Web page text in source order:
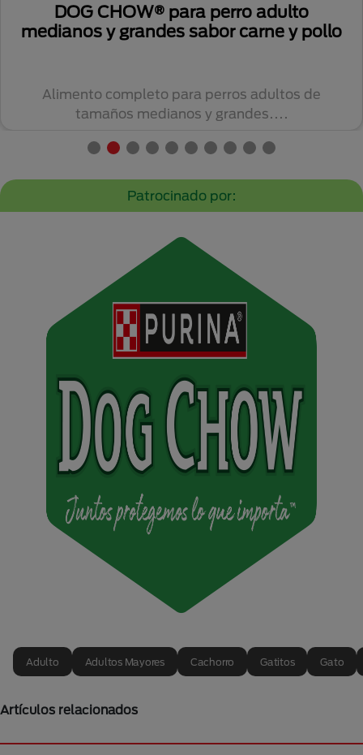
DOG CHOW® para perro adulto
medianos y grandes sabor carne y pollo
Alimento completo para perros adultos de
tamaños medianos y grandes....
Patrocinado por:
Adulto Adultos Mayores Cachorro Gatitos Gato
Artículos relacionados